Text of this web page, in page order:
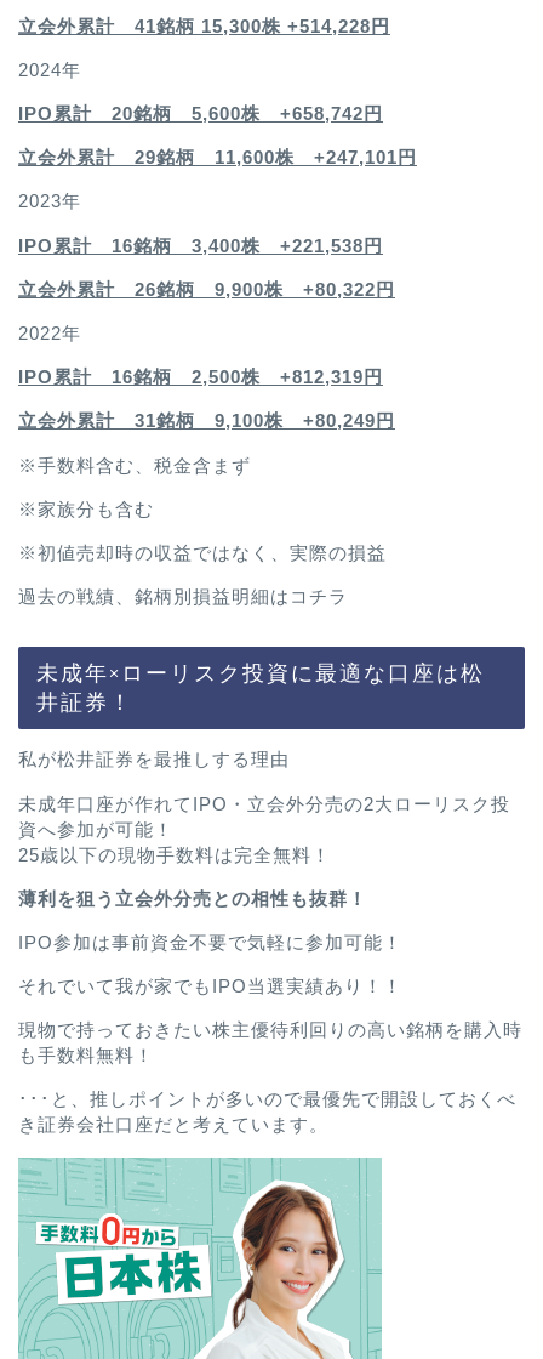
立会外累計 41銘柄 15,300株 +514,228円
2024年
IPO累計 20銘柄 5,600株 +658,742円
立会外累計 29銘柄 11,600株 +247,101円
2023年
IPO累計 16銘柄 3,400株 +221,538円
立会外累計 26銘柄 9,900株 +80,322円
2022年
IPO累計 16銘柄 2,500株 +812,319円
立会外累計 31銘柄 9,100株 +80,249円
※手数料含む、税金含まず
※家族分も含む
※初値売却時の収益ではなく、実際の損益
過去の戦績、銘柄別損益明細は コチラ
未成年×ローリスク投資に最適な口座は松
井証券！
私が松井証券を最推しする理由
未成年口座が作れてIPO・立会外分売の2大ローリスク投
資へ参加が可能！
25歳以下の現物手数料は完全無料！
薄利を狙う立会外分売との相性も抜群！
IPO参加は事前資金不要で気軽に参加可能！
それでいて我が家でもIPO当選実績あり！！
現物で持っておきたい株主優待利回りの高い銘柄を購入時
も手数料無料！
･･･と、推しポイントが多いので最優先で開設しておくべ
き証券会社口座だと考えています。
プロフィール
お問い合わせ